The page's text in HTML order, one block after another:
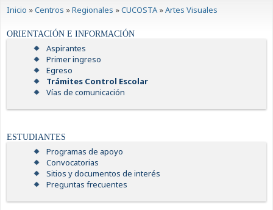
Inicio »Centros »Regionales »CUCOSTA »Artes Visuales
ORIENTACIÓN E INFORMACIÓN
Aspirantes
Primer ingreso
Egreso
Trámites Control Escolar
Vías de comunicación
ESTUDIANTES
Programas de apoyo
Convocatorias
Sitios y documentos de interés
Preguntas frecuentes